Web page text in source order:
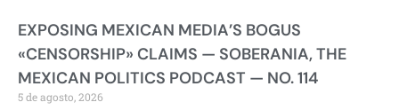
EXPOSING MEXICAN MEDIA’S BOGUS
«CENSORSHIP» CLAIMS — SOBERANIA, THE
MEXICAN POLITICS PODCAST — NO. 114
5 de agosto, 2026